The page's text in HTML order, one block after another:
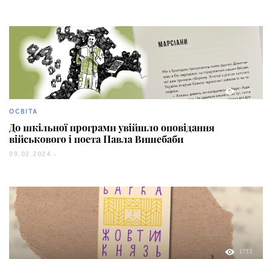
1235
ОСВІТА
До шкільної програми увійшло оповідання
військового і поета Павла Вишебаби
09.02.2024 -
1733